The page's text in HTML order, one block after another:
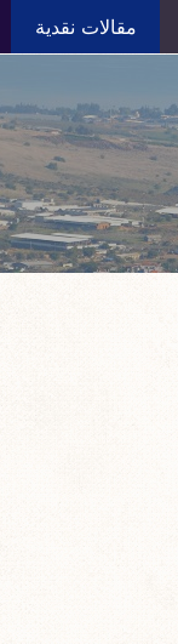
مقالات نقدية